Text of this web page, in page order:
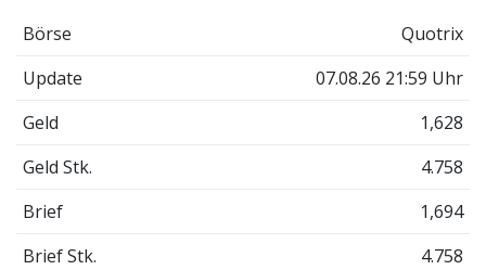
Börse
Quotrix
Update
07.08.26 21:59 Uhr
Geld
1,628
Geld Stk.
4.758
Brief
1,694
Brief Stk.
4.758